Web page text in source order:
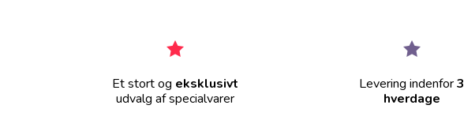
Et stort og eksklusivt
udvalg af specialvarer
Levering indenfor3
hverdage